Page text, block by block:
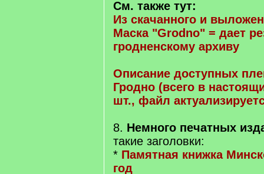
См. также тут:
Из скачанного и
Маска "Grodno" = дает
гродненскому архиву
Описание доступных
Гродно (всего в
шт., файл
8. Немного печатных
такие заголовки:
* Памятная книжка
год